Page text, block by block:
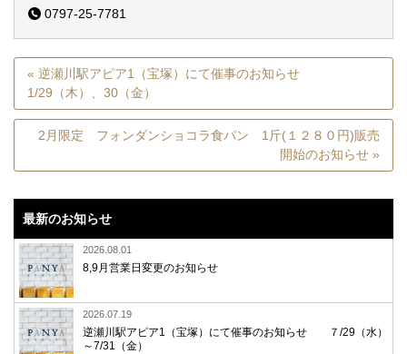
0797-25-7781
« 逆瀬川駅アピア1（宝塚）にて催事のお知らせ
1/29（木）、30（金）
2月限定 フォンダンショコラ食パン 1斤(１２８０円)販売
開始のお知らせ »
最新のお知らせ
2026.08.01
8,9月営業日変更のお知らせ
2026.07.19
逆瀬川駅アピア1（宝塚）にて催事のお知らせ ７/29（水）
～7/31（金）